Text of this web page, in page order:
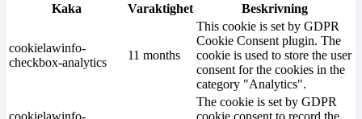
Kaka
Varaktighet Beskrivning
cookielawinfo-
checkbox-analytics
11 months
This cookie is set by GDPR
Cookie Consent plugin. The
cookie is used to store the user
consent for the cookies in the
category "Analytics".
cookielawinfo-
The cookie is set by GDPR
cookie consent to record the